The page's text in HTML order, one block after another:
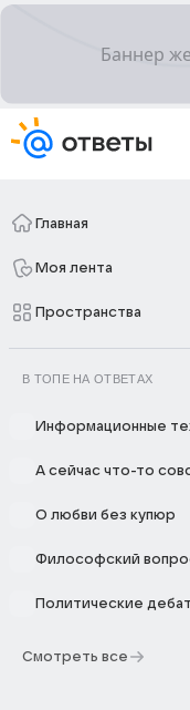
Главная
Моя лента
Пространства
В ТОПЕ НА ОТВЕТАХ
Информационные
А сейчас что-то
О любви без купюр
Философский
Политические
Смотреть все